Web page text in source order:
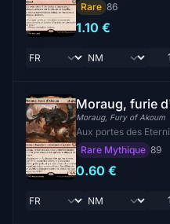
Rare 86
1.10 €
Moraug, furie
Moraug, Fury of Akoum
Aux portes des
Rare Mythique 89
0.60 €